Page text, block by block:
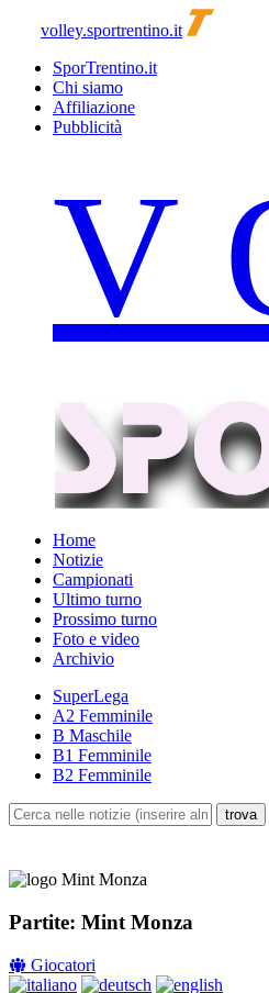
volley.sportrentino.it
SporTrentino.it
Chi siamo
Affiliazione
Pubblicità
Home
Notizie
Campionati
Ultimo turno
Prossimo turno
Foto e video
Archivio
SuperLega
A2 Femminile
B Maschile
B1 Femminile
B2 Femminile
Partite: Mint Monza
Giocatori